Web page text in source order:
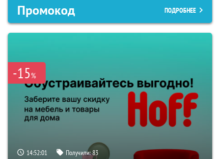
Промокод ПОДРОБНЕЕ
-15%
14:52:00 Получили:83